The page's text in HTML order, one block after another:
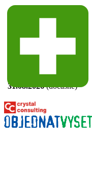
36657905-A0001
od 01.07.2026
31.08.2026(dočasne)